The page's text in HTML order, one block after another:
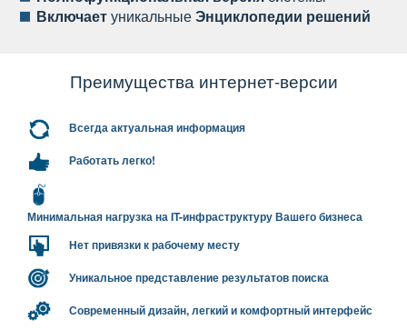
ключаетуникальныеЭнциклопедии решений
Преимущества интернет-версии
сегда актуальная информация
Работать легко!
Минимальная нагрузка на IT-инфраструктуру Вашего бизнеса
Нет привязки к рабочему месту
Уникальное представление результатов поиска
Современный дизайн, легкий и комфортный интерфейс